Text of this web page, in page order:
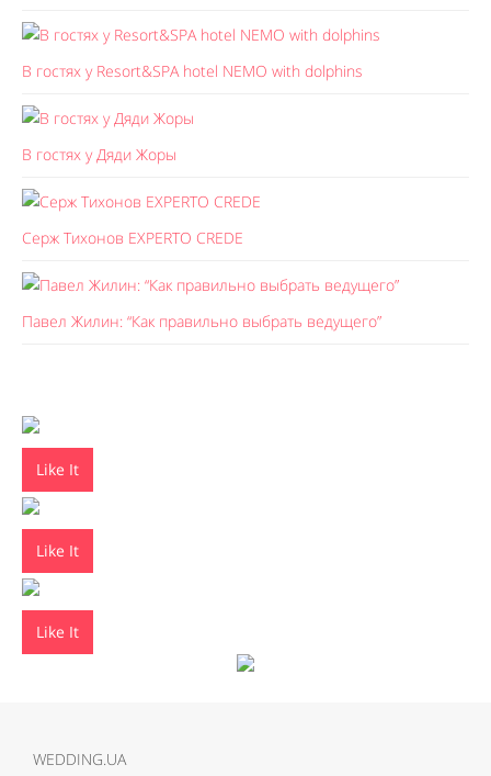
В гостях у Resort&SPA hotel NEMO with dolphins
В гостях у Дяди Жоры
Серж Тихонов EXPERTO CREDE
Павел Жилин: “Как правильно выбрать ведущего”
Like It
Like It
Like It
WEDDING.UA